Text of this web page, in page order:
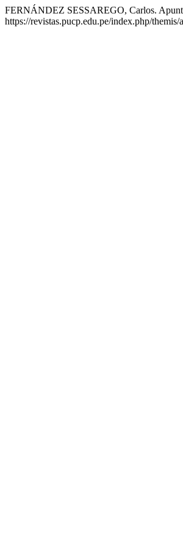
FERNÁNDEZ SESSAREGO, Carlos.
https://revistas.pucp.edu.pe/index.php/